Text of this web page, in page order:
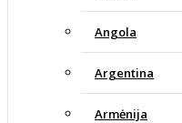
Angola
Argentina
Armėnija